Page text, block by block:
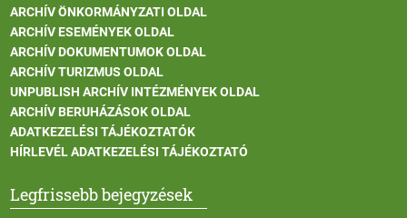
ARCHÍV ÖNKORMÁNYZATI OLDAL
ARCHÍV ESEMÉNYEK OLDAL
ARCHÍV DOKUMENTUMOK OLDAL
ARCHÍV TURIZMUS OLDAL
UNPUBLISH ARCHÍV INTÉZMÉNYEK OLDAL
ARCHÍV BERUHÁZÁSOK OLDAL
ADATKEZELÉSI TÁJÉKOZTATÓK
HÍRLEVÉL ADATKEZELÉSI TÁJÉKOZTATÓ
Legfrissebb bejegyzések